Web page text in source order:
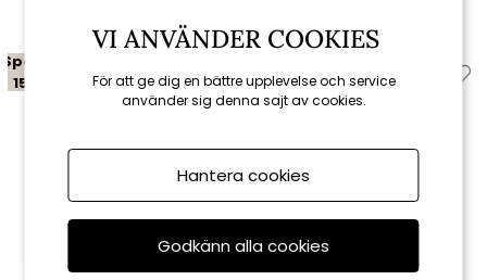
Spara
15%
15%
till 16/8
VI ANVÄNDER COOKIES
För att ge dig en bättre upplevelse och service
använder sig denna sajt av cookies.
Hantera cookies
Godkänn alla cookies